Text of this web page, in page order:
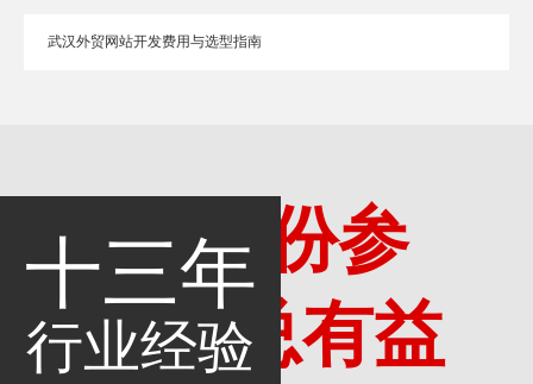
武汉外贸网站开发费用与选型指南
十三年
行业经验
多一份参
考，总有益